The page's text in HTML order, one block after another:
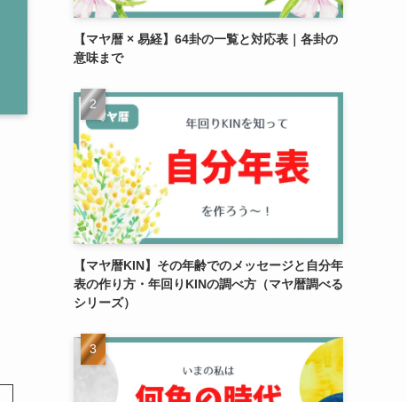
【マヤ暦 × 易経】64卦の一覧と対応表｜各卦の
意味まで
【マヤ暦KIN】その年齢でのメッセージと自分年
表の作り方・年回りKINの調べ方（マヤ暦調べる
シリーズ）